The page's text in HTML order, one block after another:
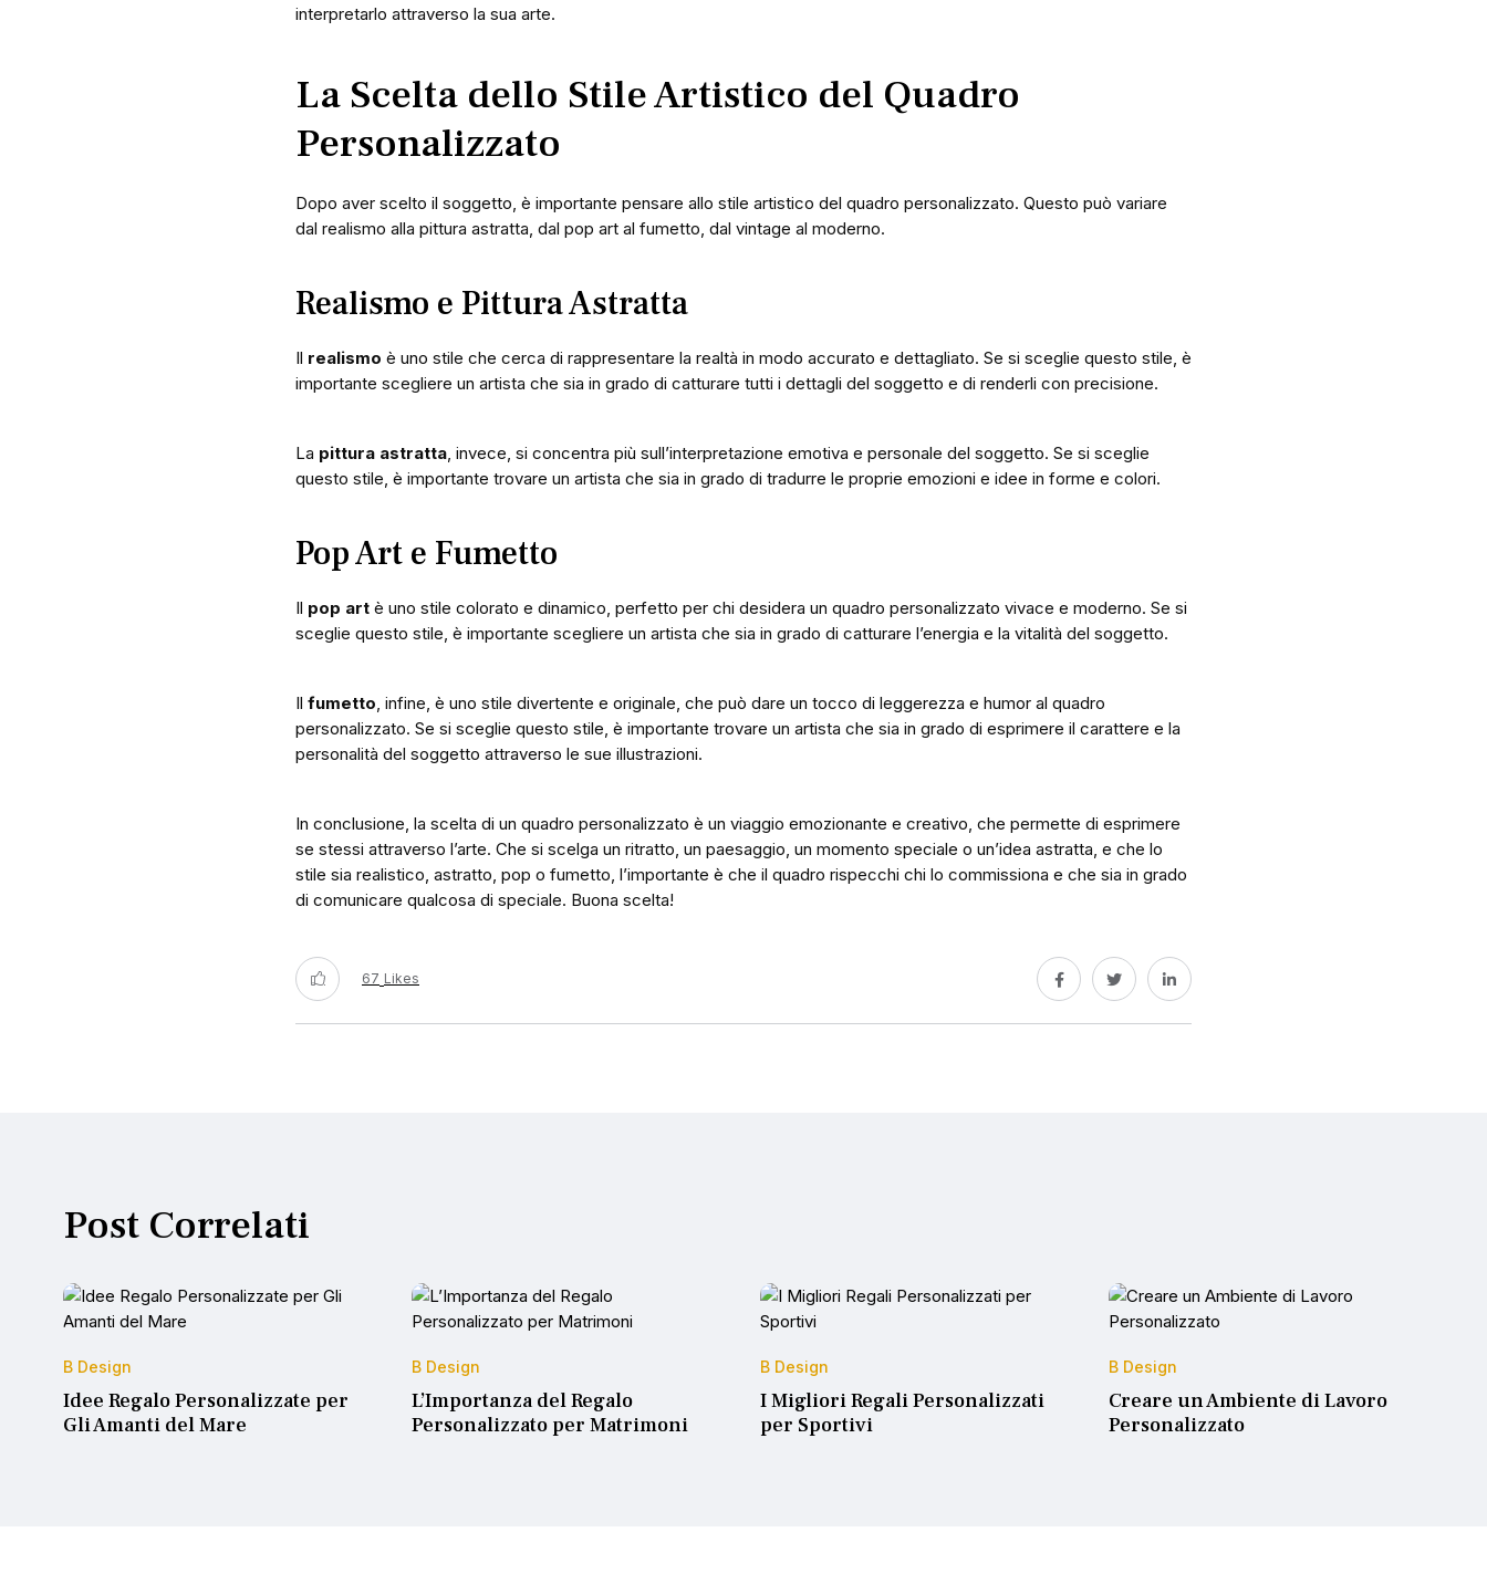
interpretarlo attraverso la sua arte.
La Scelta dello Stile Artistico del Quadro
Personalizzato
Dopo aver scelto il soggetto, è importante pensare allo stile artistico del quadro personalizzato. Questo può variare
dal realismo alla pittura astratta, dal pop art al fumetto, dal vintage al moderno.
Realismo e Pittura Astratta
Il realismo è uno stile che cerca di rappresentare la realtà in modo accurato e dettagliato. Se si sceglie questo stile, è
importante scegliere un artista che sia in grado di catturare tutti i dettagli del soggetto e di renderli con precisione.
La pittura astratta, invece, si concentra più sull’interpretazione emotiva e personale del soggetto. Se si sceglie
questo stile, è importante trovare un artista che sia in grado di tradurre le proprie emozioni e idee in forme e colori.
Pop Art e Fumetto
Il pop art è uno stile colorato e dinamico, perfetto per chi desidera un quadro personalizzato vivace e moderno. Se si
sceglie questo stile, è importante scegliere un artista che sia in grado di catturare l’energia e la vitalità del soggetto.
Il fumetto, infine, è uno stile divertente e originale, che può dare un tocco di leggerezza e humor al quadro
personalizzato. Se si sceglie questo stile, è importante trovare un artista che sia in grado di esprimere il carattere e la
personalità del soggetto attraverso le sue illustrazioni.
In conclusione, la scelta di un quadro personalizzato è un viaggio emozionante e creativo, che permette di esprimere
se stessi attraverso l’arte. Che si scelga un ritratto, un paesaggio, un momento speciale o un’idea astratta, e che lo
stile sia realistico, astratto, pop o fumetto, l’importante è che il quadro rispecchi chi lo commissiona e che sia in grado
di comunicare qualcosa di speciale. Buona scelta!
67 Likes
Post Correlati
B Design
Idee Regalo Personalizzate per
Gli Amanti del Mare
B Design
L’Importanza del Regalo
Personalizzato per Matrimoni
B Design
I Migliori Regali Personalizzati
per Sportivi
B Design
Creare un Ambiente di Lavoro
Personalizzato